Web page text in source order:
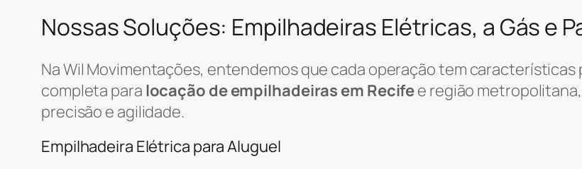
Nossas Soluções: Empilhadeiras Elétricas, a Gás e
Na Wil Movimentações, entendemos que cada operação tem
completa para locação de empilhadeiras em Recifee região
precisão e agilidade.
Empilhadeira Elétrica para Aluguel